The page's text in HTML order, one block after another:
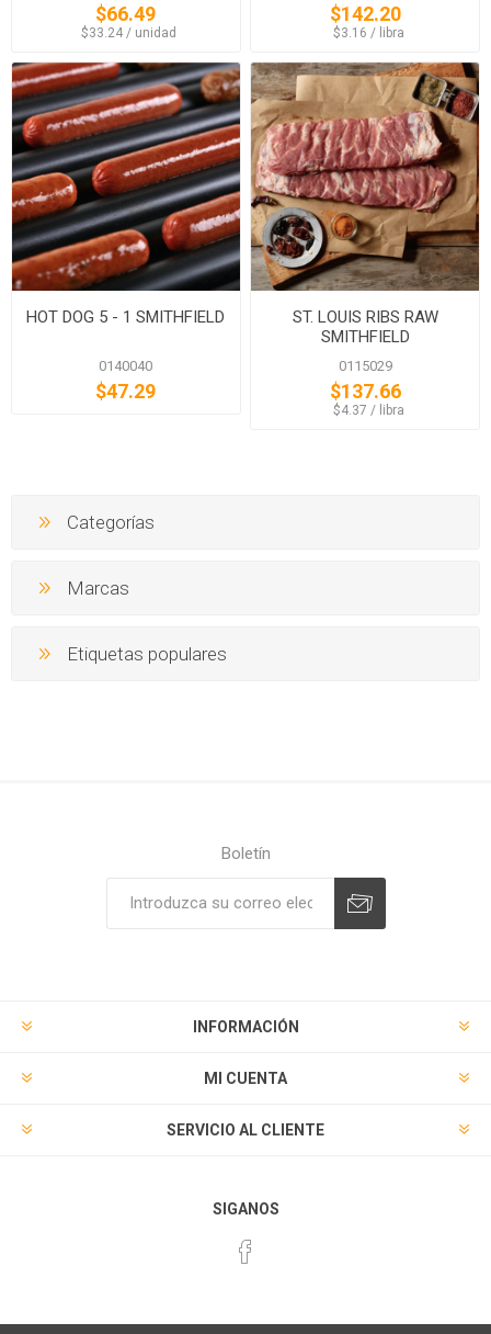
$66.49
‏‏‎ ‎‏‏‎ ‎$33.24 / unidad
$142.20
‏‏‎ ‎‏‏‎ ‎$3.16 / libra
HOT DOG 5 - 1 SMITHFIELD
0140040
$47.29
ST. LOUIS RIBS RAW
SMITHFIELD
0115029
$137.66
‏‏‎ ‎‏‏‎ ‎$4.37 / libra
Categorías
Marcas
Etiquetas populares
Boletín
INFORMACIÓN
MI CUENTA
SERVICIO AL CLIENTE
SIGANOS